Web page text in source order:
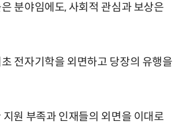
분야임에도, 사회적 관심과 보상은
전자기학을 외면하고 당장의 유행을
원 부족과 인재들의 외면을 이대로